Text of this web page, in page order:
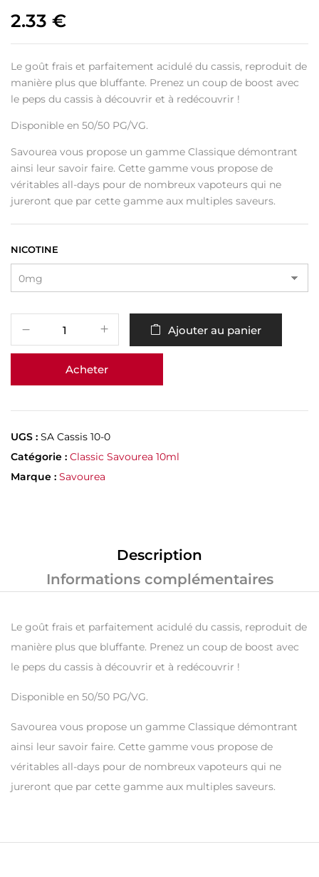
2.33 €
Le goût frais et parfaitement acidulé du cassis, reproduit de
manière plus que bluffante. Prenez un coup de boost avec
le peps du cassis à découvrir et à redécouvrir !
Disponible en 50/50 PG/VG.
Savourea vous propose un gamme Classique démontrant
ainsi leur savoir faire. Cette gamme vous propose de
véritables all-days pour de nombreux vapoteurs qui ne
jureront que par cette gamme aux multiples saveurs.
NICOTINE
Ajouter au panier
Acheter
UGS : SA Cassis 10-0
Catégorie : Classic Savourea 10ml
Marque : Savourea
Description
Informations complémentaires
Le goût frais et parfaitement acidulé du cassis, reproduit de
manière plus que bluffante. Prenez un coup de boost avec
le peps du cassis à découvrir et à redécouvrir !
Disponible en 50/50 PG/VG.
Savourea vous propose un gamme Classique démontrant
ainsi leur savoir faire. Cette gamme vous propose de
véritables all-days pour de nombreux vapoteurs qui ne
jureront que par cette gamme aux multiples saveurs.